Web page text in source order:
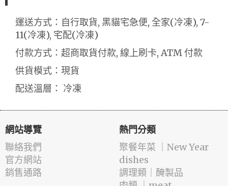
運送方式：自行取貨, 黑貓宅急便, 全家(冷凍), 7-
11(冷凍), 宅配(冷凍)
付款方式：超商取貨付款, 線上刷卡, ATM 付款
供貨模式：現貨
配送溫層： 冷凍
網站導覽
聯絡我們
官方網站
銷售通路
熱門分類
️聚餐年菜 ｜New Year
dishes
️調理類｜醃製品